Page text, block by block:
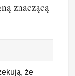
znaczącą
że